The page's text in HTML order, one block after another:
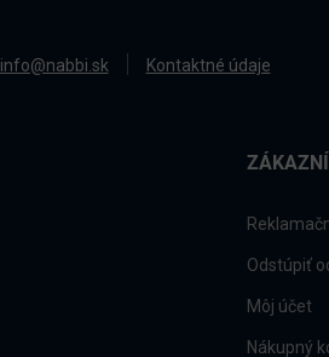
info@nabbi.sk Kontaktné údaje
Odstúpiť
Môj účet
Nákupný